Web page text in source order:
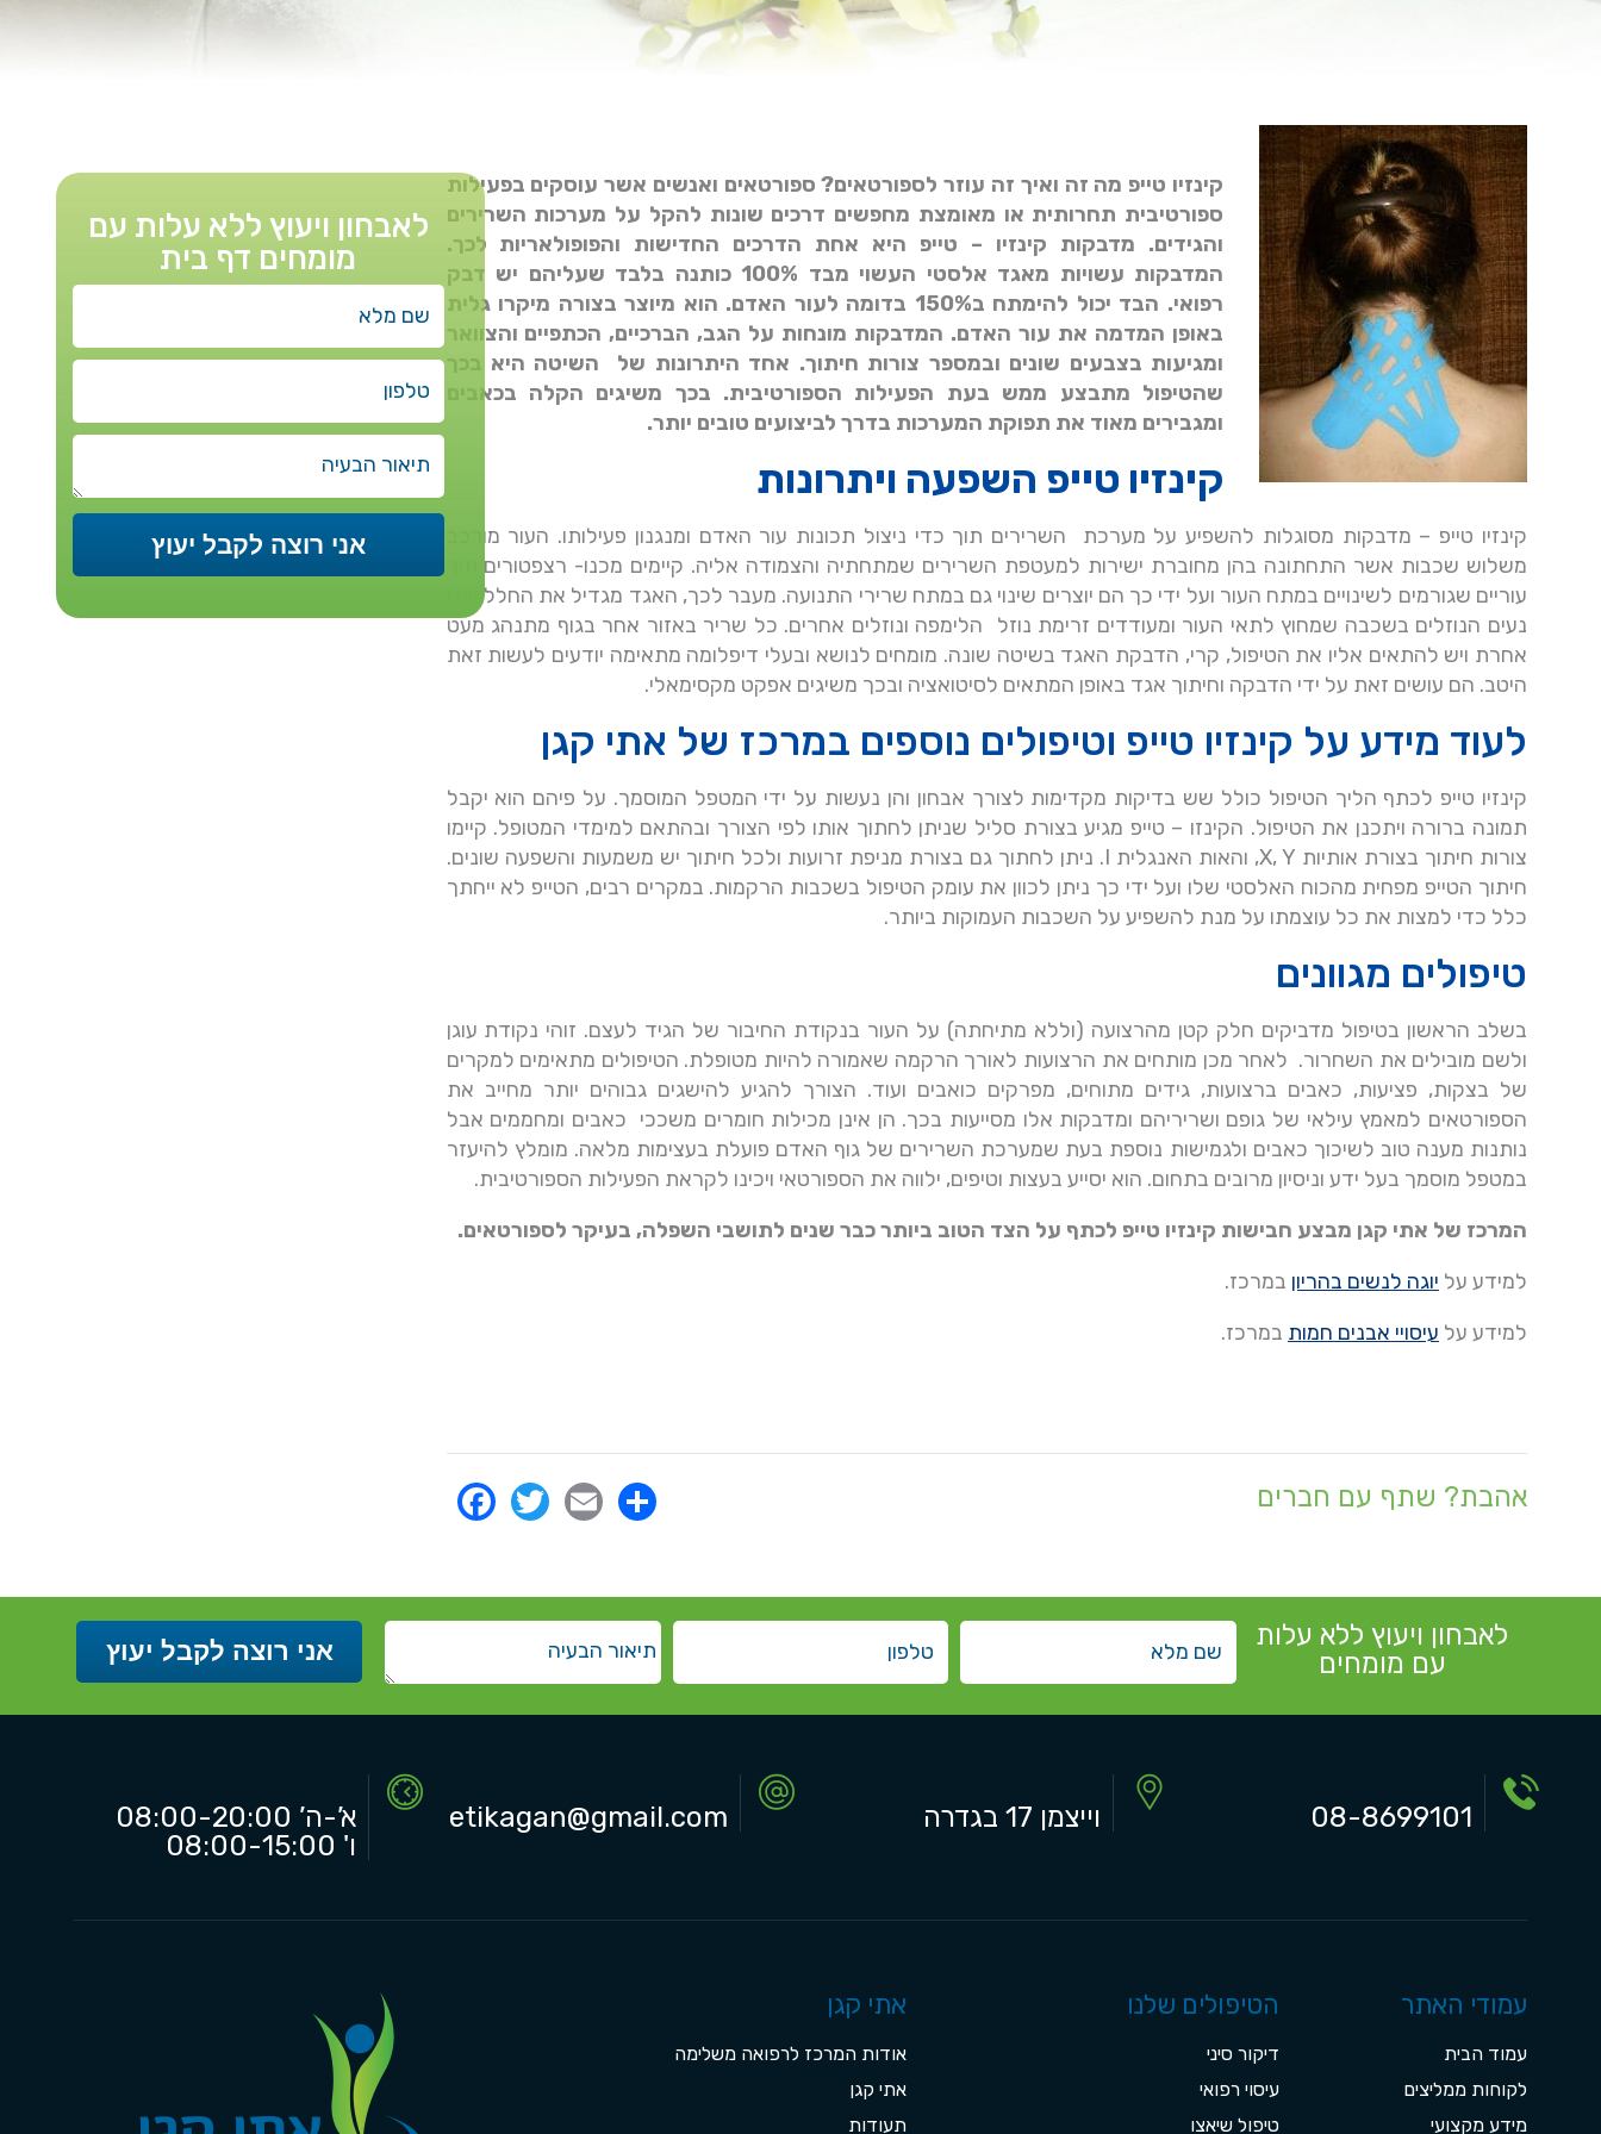
קינזיו טייפ מה זה ואיך זה עוזר לספורטאים? ספורטאים ואנשים אשר עוסקים בפעילות
ספורטיבית תחרותית או מאומצת מחפשים דרכים שונות להקל על מערכות השרירים
והגידים. מדבקות קינזיו – טייפ היא אחת הדרכים החדישות והפופולאריות לכך.
המדבקות עשויות מאגד אלסטי העשוי מבד 100% כותנה בלבד שעליהם יש דבק
רפואי. הבד יכול להימתח ב150% בדומה לעור האדם. הוא מיוצר בצורה מיקרו גלית
באופן המדמה את עור האדם. המדבקות מונחות על הגב, הברכיים, הכתפיים והצוואר
ומגיעות בצבעים שונים ובמספר צורות חיתוך. אחד היתרונות של השיטה היא בכך
שהטיפול מתבצע ממש בעת הפעילות הספורטיבית. בכך משיגים הקלה בכאבים
ומגבירים מאוד את תפוקת המערכות בדרך לביצועים טובים יותר.
קינזיו טייפ השפעה ויתרונות
קינזיו טייפ – מדבקות מסוגלות להשפיע על מערכת השרירים תוך כדי ניצול תכונות עור האדם ומנגנון פעילותו. העור מורכב
משלוש שכבות אשר התחתונה בהן מחוברת ישירות למעטפת השרירים שמתחתיה והצמודה אליה. קיימים מכנו- רצפטורים תוך
עוריים שגורמים לשינויים במתח העור ועל ידי כך הם יוצרים שינוי גם במתח שרירי התנועה. מעבר לכך, האגד מגדיל את החלל שבו
נעים הנוזלים בשכבה שמחוץ לתאי העור ומעודדים זרימת נוזל הלימפה ונוזלים אחרים. כל שריר באזור אחר בגוף מתנהג מעט
אחרת ויש להתאים אליו את הטיפול, קרי, הדבקת האגד בשיטה שונה. מומחים לנושא ובעלי דיפלומה מתאימה יודעים לעשות זאת
היטב. הם עושים זאת על ידי הדבקה וחיתוך אגד באופן המתאים לסיטואציה ובכך משיגים אפקט מקסימאלי.
לעוד מידע על קינזיו טייפ וטיפולים נוספים במרכז של אתי קגן
קינזיו טייפ לכתף הליך הטיפול כולל שש בדיקות מקדימות לצורך אבחון והן נעשות על ידי המטפל המוסמך. על פיהם הוא יקבל
תמונה ברורה ויתכנן את הטיפול. הקינזו – טייפ מגיע בצורת סליל שניתן לחתוך אותו לפי הצורך ובהתאם למימדי המטופל. קיימו
צורות חיתוך בצורת אותיות X, Y, והאות האנגלית I. ניתן לחתוך גם בצורת מניפת זרועות ולכל חיתוך יש משמעות והשפעה שונים.
חיתוך הטייפ מפחית מהכוח האלסטי שלו ועל ידי כך ניתן לכוון את עומק הטיפול בשכבות הרקמות. במקרים רבים, הטייפ לא ייחתך
כלל כדי למצות את כל עוצמתו על מנת להשפיע על השכבות העמוקות ביותר.
טיפולים מגוונים
בשלב הראשון בטיפול מדביקים חלק קטן מהרצועה (וללא מתיחתה) על העור בנקודת החיבור של הגיד לעצם. זוהי נקודת עוגן
ולשם מובילים את השחרור. לאחר מכן מותחים את הרצועות לאורך הרקמה שאמורה להיות מטופלת. הטיפולים מתאימים למקרים
של בצקות, פציעות, כאבים ברצועות, גידים מתוחים, מפרקים כואבים ועוד. הצורך להגיע להישגים גבוהים יותר מחייב את
הספורטאים למאמץ עילאי של גופם ושריריהם ומדבקות אלו מסייעות בכך. הן אינן מכילות חומרים משככי כאבים ומחממים אבל
נותנות מענה טוב לשיכוך כאבים ולגמישות נוספת בעת שמערכת השרירים של גוף האדם פועלת בעצימות מלאה. מומלץ להיעזר
במטפל מוסמך בעל ידע וניסיון מרובים בתחום. הוא יסייע בעצות וטיפים, ילווה את הספורטאי ויכינו לקראת הפעילות הספורטיבית.
המרכז של אתי קגן מבצע חבישות קינזיו טייפ לכתף על הצד הטוב ביותר כבר שנים לתושבי השפלה, בעיקר לספורטאים.
למידע על יוגה לנשים בהריון במרכז.
למידע על עיסויי אבנים חמות במרכז.
אהבת? שתף עם חברים TwitterEmailShare
לאבחון ויעוץ ללא עלות עם
מומחים דף בית
לאבחון ויעוץ ללא עלות
עם מומחים
08-8699101 וייצמן 17 בגדרה etikagan@gmail.com
א’-ה’ 08:00-20:00
ו' 08:00-15:00
עמודי האתר
עמוד הבית
לקוחות ממליצים
מידע מקצועי
הטיפולים שלנו
דיקור סיני
עיסוי רפואי
טיפול שיאצו
אתי קגן
אודות המרכז לרפואה משלימה
אתי קגן
תעודות